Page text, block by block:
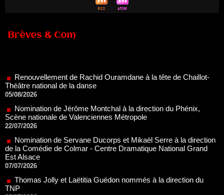
Brèves & Com
05/08/2026
Nomination de Jérôme Montchal à la direction du Phénix,
Scène nationale de Valenciennes Métropole
22/07/2026
Nomination de Servane Ducorps et Mikaël Serre à la direction
de la Comédie de Colmar - Centre Dramatique National Grand
Est Alsace
07/07/2026
Thomas Jolly et Laëtitia Guédon nommés à la direction du
TNP
02/07/2026
Fonds SACD Théâtre : les lauréats 2026